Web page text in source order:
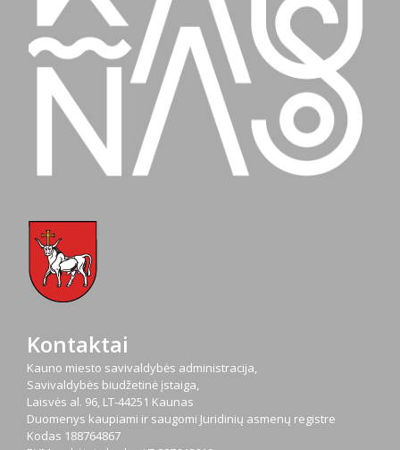
Kontaktai
Kauno miesto savivaldybės administracija,
Savivaldybės biudžetinė įstaiga,
Laisvės al. 96, LT-44251 Kaunas
Duomenys kaupiami ir saugomi Juridinių asmenų registre
Kodas 188764867